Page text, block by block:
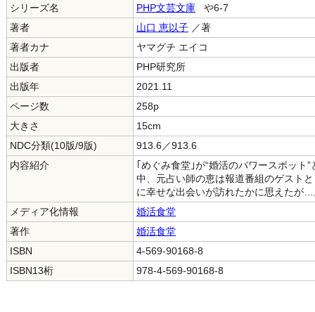
シリーズ名
PHP文芸文庫 や6-7
著者
山口 恵以子 ／著
著者カナ
ヤマグチ エイコ
出版者
PHP研究所
出版年
2021.11
ページ数
258p
大きさ
15cm
NDC分類(10版/9版)
913.6／913.6
内容紹介
｢めぐみ食堂｣が“婚活のパワースポッ
中、元占い師の恵は報道番組のゲスト
に幸せな出会いが訪れたかに思えたが
メディア化情報
婚活食堂
著作
婚活食堂
ISBN
4-569-90168-8
ISBN13桁
978-4-569-90168-8